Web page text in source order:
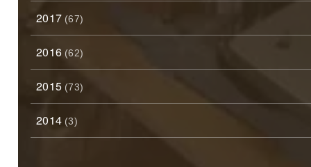
2017 (67)
2016 (62)
2015 (73)
2014 (3)